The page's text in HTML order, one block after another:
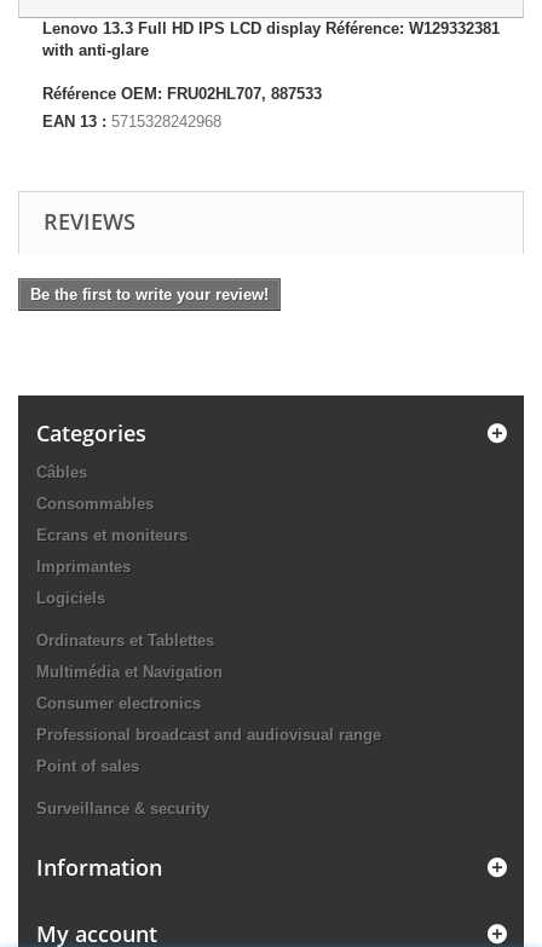
Lenovo 13.3 Full HD IPS LCD display Référence: W129332381
with anti-glare
Référence OEM: FRU02HL707, 887533
EAN 13 : 5715328242968
REVIEWS
Be the first to write your review!
Categories
Câbles
Consommables
Ecrans et moniteurs
Imprimantes
Logiciels
Ordinateurs et Tablettes
Multimédia et Navigation
Consumer electronics
Professional broadcast and audiovisual range
Point of sales
Surveillance & security
Information
My account